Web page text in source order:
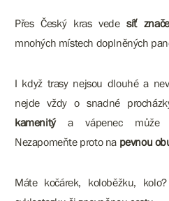
Přes Český kras vedesíť
mnohých místech doplněných
I když trasy nejsou dlouhé a
nejde vždy o snadné
kamenitýa vápenec může
Nezapomeňte proto na pevnou
Máte kočárek, koloběžku,